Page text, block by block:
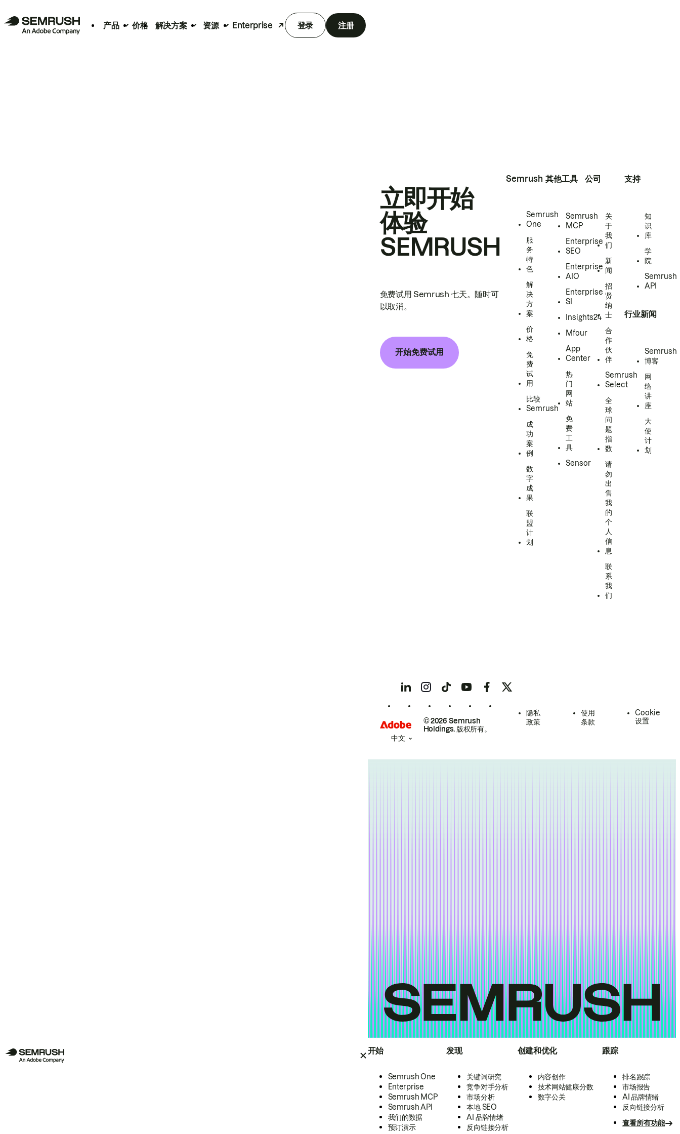
产品 价格 解决方案 资源 Enterprise 登录 注册
开始
Semrush One
Enterprise
Semrush MCP
Semrush API
我们的数据
预订演示
发现
关键词研究
竞争对手分析
市场分析
本地 SEO
AI 品牌情绪
反向链接分析
创建和优化
内容创作
技术网站健康分数
数字公关
跟踪
排名跟踪
市场报告
AI 品牌情绪
反向链接分析
查看所有功能
立即开始
体验
SEMRUSH
免费试用 Semrush 七天。随时可
以取消。
开始免费试用
Semrush
Semrush
One
服
务
特
色
解
决
方
案
价
格
免
费
试
用
比较
Semrush
成
功
案
例
数
字
成
果
联
盟
计
划
其他工具
Semrush
MCP
Enterprise
SEO
Enterprise
AIO
Enterprise
SI
Insights24
Mfour
App
Center
热
门
网
站
免
费
工
具
Sensor
公司
关
于
我
们
新
闻
招
贤
纳
士
合
作
伙
伴
Semrush
Select
全
球
问
题
指
数
请
勿
出
售
我
的
个
人
信
息
联
系
我
们
支持
知
识
库
学
院
Semrush
API
行业新闻
Semrush
博客
网
络
讲
座
大
使
计
划
© 2026 Semrush
Holdings. 版权所有。
隐私
政策
使用
条款
Cookie
设置
中文